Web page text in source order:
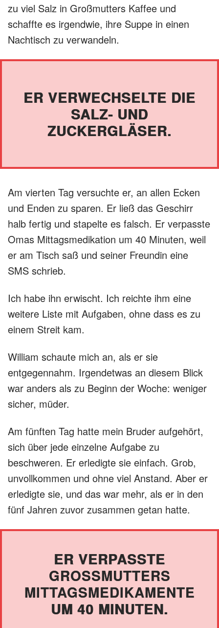
zu viel Salz in Großmutters Kaffee und
schaffte es irgendwie, ihre Suppe in einen
Nachtisch zu verwandeln.
ER VERWECHSELTE DIE
SALZ- UND
ZUCKERGLÄSER.
Am vierten Tag versuchte er, an allen Ecken
und Enden zu sparen. Er ließ das Geschirr
halb fertig und stapelte es falsch. Er verpasste
Omas Mittagsmedikation um 40 Minuten, weil
er am Tisch saß und seiner Freundin eine
SMS schrieb.
Ich habe ihn erwischt. Ich reichte ihm eine
weitere Liste mit Aufgaben, ohne dass es zu
einem Streit kam.
William schaute mich an, als er sie
entgegennahm. Irgendetwas an diesem Blick
war anders als zu Beginn der Woche: weniger
sicher, müder.
Am fünften Tag hatte mein Bruder aufgehört,
sich über jede einzelne Aufgabe zu
beschweren. Er erledigte sie einfach. Grob,
unvollkommen und ohne viel Anstand. Aber er
erledigte sie, und das war mehr, als er in den
fünf Jahren zuvor zusammen getan hatte.
ER VERPASSTE
GROSSMUTTERS M
ITTAGSMEDIKAMENTE U
M 40 MINUTEN.